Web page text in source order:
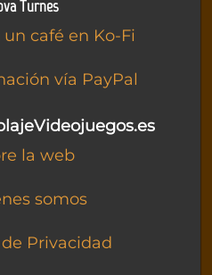
Turnes
café en Ko-Fi
vía PayPal
la web
somos
Privacidad